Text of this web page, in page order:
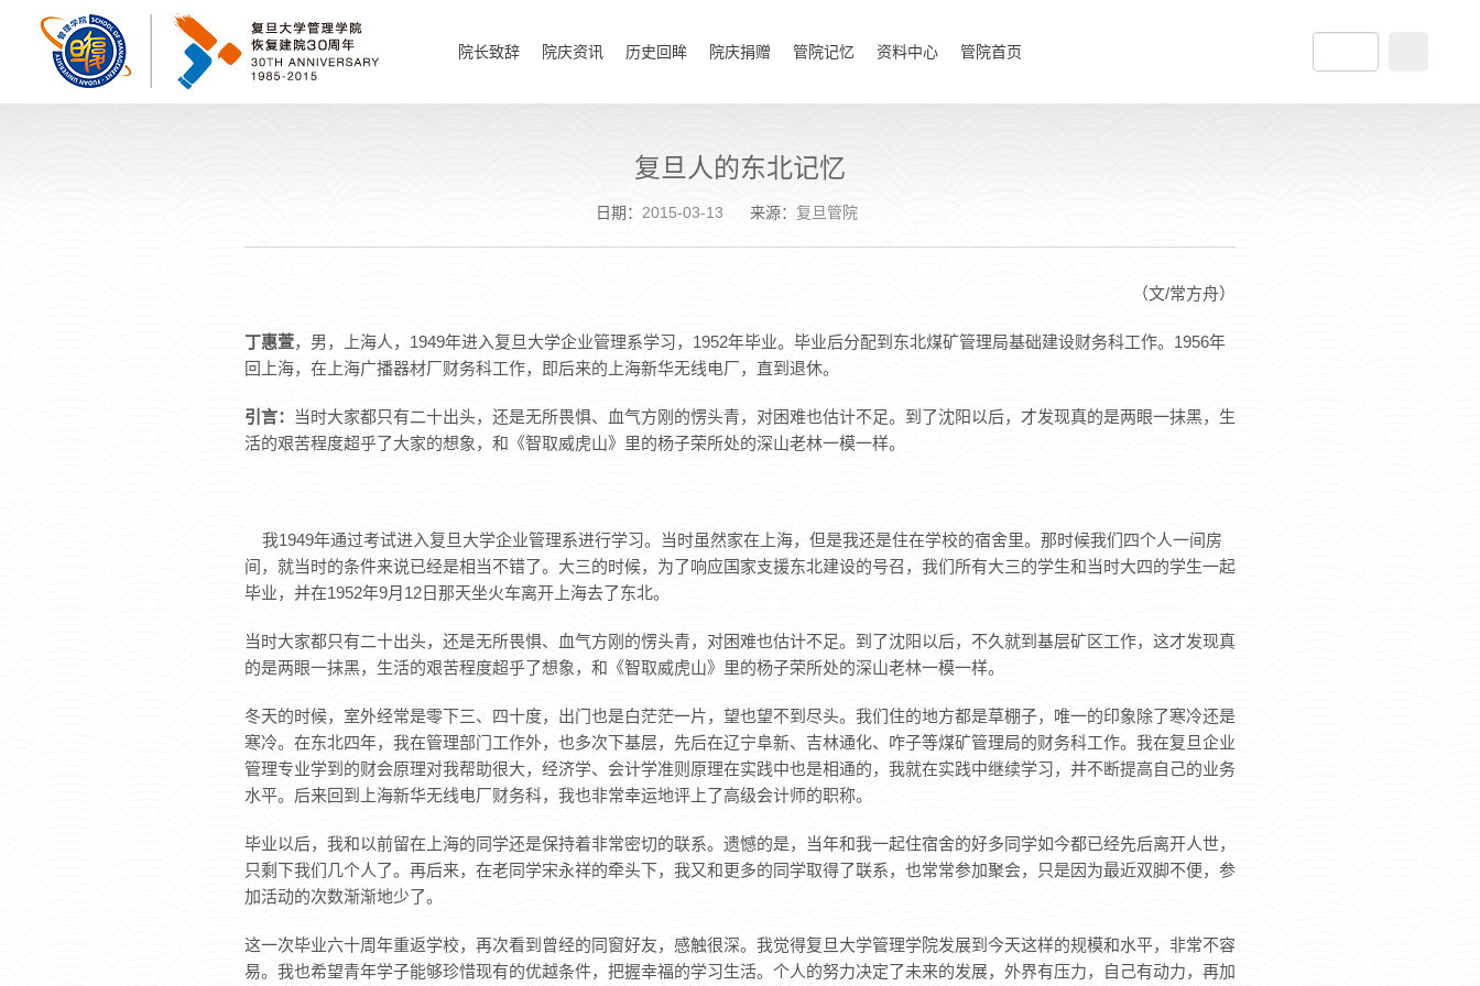
院长致辞 院庆资讯 历史回眸 院庆捐赠 管院记忆 资料中心 管院首页
复旦人的东北记忆
日期： 2015-03-13 来源： 复旦管院
（文/常方舟）
丁惠萱，男，上海人，1949年进入复旦大学企业管理系学习，1952年毕业。毕业后分配到东北煤矿管理局基础建设财务科工作。1956年
回上海，在上海广播器材厂财务科工作，即后来的上海新华无线电厂，直到退休。
引言：
当时大家都只有二十出头，还是无所畏惧、血气方刚的愣头青，对困难也估计不足。到了沈阳以后，才发现真的是两眼一抹黑，生
活的艰苦程度超乎了大家的想象，和《智取威虎山》里的杨子荣所处的深山老林一模一样。
我1949年通过考试进入复旦大学企业管理系进行学习。当时虽然家在上海，但是我还是住在学校的宿舍里。那时候我们四个人一间房
间，就当时的条件来说已经是相当不错了。大三的时候，为了响应国家支援东北建设的号召，我们所有大三的学生和当时大四的学生一起
毕业，并在1952年9月12日那天坐火车离开上海去了东北。
当时大家都只有二十出头，还是无所畏惧、血气方刚的愣头青，对困难也估计不足。到了沈阳以后，不久就到基层矿区工作，这才发现真
的是两眼一抹黑，生活的艰苦程度超乎了想象，和《智取威虎山》里的杨子荣所处的深山老林一模一样。
冬天的时候，室外经常是零下三、四十度，出门也是白茫茫一片，望也望不到尽头。我们住的地方都是草棚子，唯一的印象除了寒冷还是
寒冷。在东北四年，我在管理部门工作外，也多次下基层，先后在辽宁阜新、吉林通化、咋子等煤矿管理局的财务科工作。我在复旦企业
管理专业学到的财会原理对我帮助很大，经济学、会计学准则原理在实践中也是相通的，我就在实践中继续学习，并不断提高自己的业务
水平。后来回到上海新华无线电厂财务科，我也非常幸运地评上了高级会计师的职称。
毕业以后，我和以前留在上海的同学还是保持着非常密切的联系。遗憾的是，当年和我一起住宿舍的好多同学如今都已经先后离开人世，
只剩下我们几个人了。再后来，在老同学宋永祥的牵头下，我又和更多的同学取得了联系，也常常参加聚会，只是因为最近双脚不便，参
加活动的次数渐渐地少了。
这一次毕业六十周年重返学校，再次看到曾经的同窗好友，感触很深。我觉得复旦大学管理学院发展到今天这样的规模和水平，非常不容
易。我也希望青年学子能够珍惜现有的优越条件，把握幸福的学习生活。个人的努力决定了未来的发展，外界有压力，自己有动力，再加